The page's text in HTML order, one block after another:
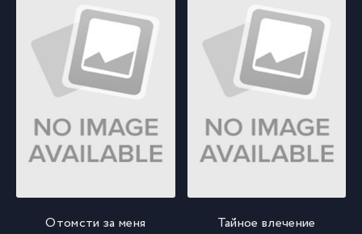
Отомсти за меня Тайное влечение